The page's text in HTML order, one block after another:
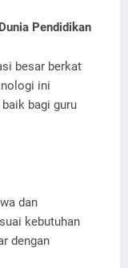
Pendidikan
besar berkat
ini
bagi guru
dan
kebutuhan
dengan